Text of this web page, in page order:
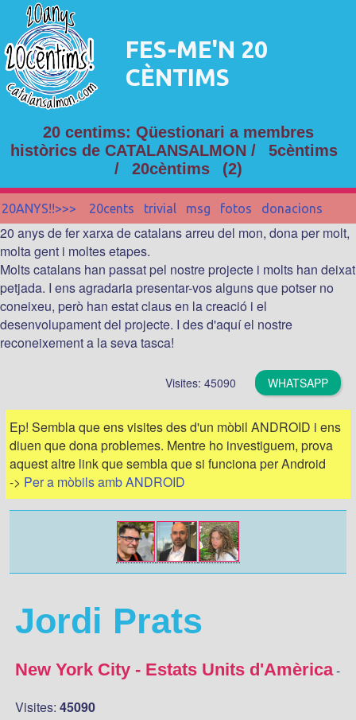
FES-ME'N 20
CÈNTIMS
20 centims: Qüestionari a membres
històrics de CATALANSALMON /
5cèntims
/
20cèntims (2)
20ANYS!!>>> 20cents trivial msg fotos donacions
20 anys de fer xarxa de catalans arreu del mon, dona per molt,
molta gent i moltes etapes.
Molts catalans han passat pel nostre projecte i molts han deixat
petjada. I ens agradaria presentar-vos alguns que potser no
coneixeu, però han estat claus en la creació i el
desenvolupament del projecte. I des d'aquí el nostre
reconeixement a la seva tasca!
Visites: 45090 WHATSAPP
Ep! Sembla que ens visites des d'un mòbil ANDROID i ens
diuen que dona problemes. Mentre ho investiguem, prova
aquest altre link que sembla que si funciona per Android
-> Per a mòbils amb ANDROID
Jordi Prats
New York City - Estats Units d'Amèrica-
Visites: 45090